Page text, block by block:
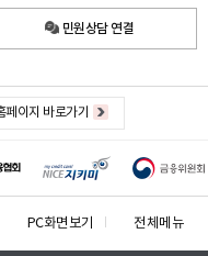
민원상담 연결
페이지 바로가기
PC화면보기 전체메뉴